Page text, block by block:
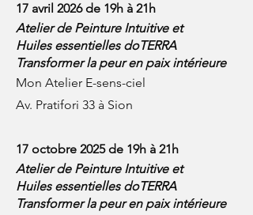
17 avril 2026 de 19h à 21h
Atelier de Peinture Intuitive et
Huiles essentielles doTERRA
Transformer la peur en paix intérieure
Mon Atelier E-sens-ciel
Av. Pratifori 33 à Sion
17 octobre 2025 de 19h à 21h
Atelier de Peinture Intuitive et
Huiles essentielles doTERRA
Transformer la peur en paix intérieure